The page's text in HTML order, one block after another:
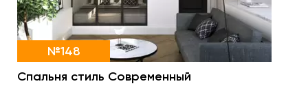
№148
Спальня стиль Современный